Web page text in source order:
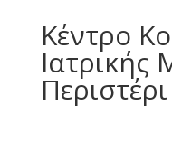
Κέντρο
Ιατρικής
Περιστέρι